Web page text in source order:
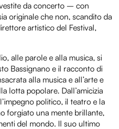
da concerto – con
originale che non, scandito da
artistico del Festival,
alle parole e alla musica, si
Bassignano e il racconto di
alla musica e all’arte e
lotta popolare. Dall’amicizia
politico, il teatro e la
forgiato una mente brillante,
del mondo. Il suo ultimo